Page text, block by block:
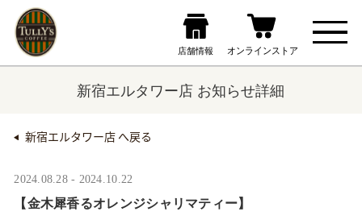
新宿エルタワー店 お知らせ詳細
新宿エルタワー店 へ戻る
2024.08.28 - 2024.10.22
【金木犀香るオレンジシャリマティー】